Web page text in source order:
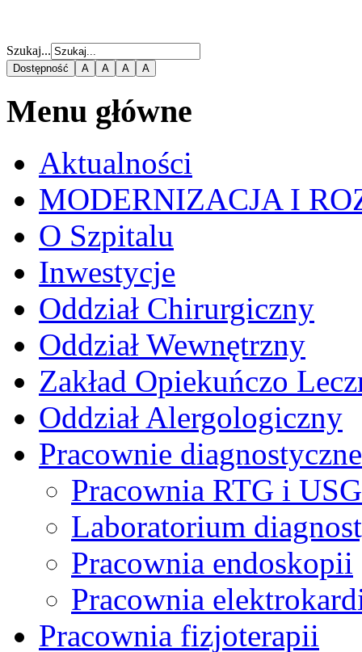
Szukaj...
Dostępność A A A A
Menu główne
Aktualności
MODERNIZACJA I
O Szpitalu
Inwestycje
Oddział Chirurgiczny
Oddział Wewnętrzny
Zakład Opiekuńczo
Oddział Alergologiczny
Pracownie diagnostyczne
Pracownia RTG i USG
Laboratorium
Pracownia endoskopii
Pracownia
Pracownia fizjoterapii